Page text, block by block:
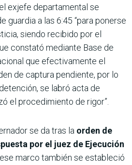
exjefe departamental se
guardia a las 6:45 “para ponerse
siendo recibido por el
constató mediante Base de
que efectivamente el
de captura pendiente, por lo
se labró acta de
el procedimiento de rigor”.
se da tras la orden de
por el juez de Ejecución
ese marco también se estableció